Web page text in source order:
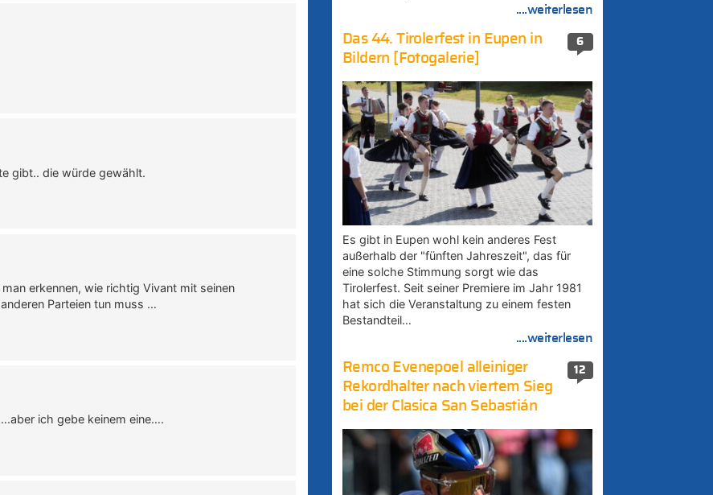
gibt.. die würde gewählt.
erkennen, wie richtig Vivant mit seinen
Parteien tun muss …
ich gebe keinem eine….
....weiterlesen
6
Das 44. Tirolerfest in Eupen in
Bildern [Fotogalerie]
Es gibt in Eupen wohl kein anderes Fest
außerhalb der "fünften Jahreszeit", das für
eine solche Stimmung sorgt wie das
Tirolerfest. Seit seiner Premiere im Jahr 1981
hat sich die Veranstaltung zu einem festen
Bestandteil…
....weiterlesen
12
Remco Evenepoel alleiniger
Rekordhalter nach viertem Sieg
bei der Clasica San Sebastián